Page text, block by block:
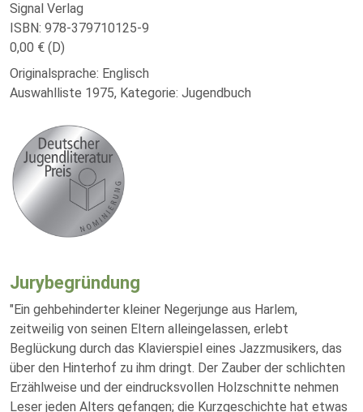
Signal Verlag
ISBN: 978-379710125-9
0,00 € (D)
Originalsprache: Englisch
Auswahlliste 1975, Kategorie: Jugendbuch
Jurybegründung
"Ein gehbehinderter kleiner Negerjunge aus Harlem,
zeitweilig von seinen Eltern alleingelassen, erlebt
Beglückung durch das Klavierspiel eines Jazzmusikers, das
über den Hinterhof zu ihm dringt. Der Zauber der schlichten
Erzählweise und der eindrucksvollen Holzschnitte nehmen
Leser jeden Alters gefangen; die Kurzgeschichte hat etwas